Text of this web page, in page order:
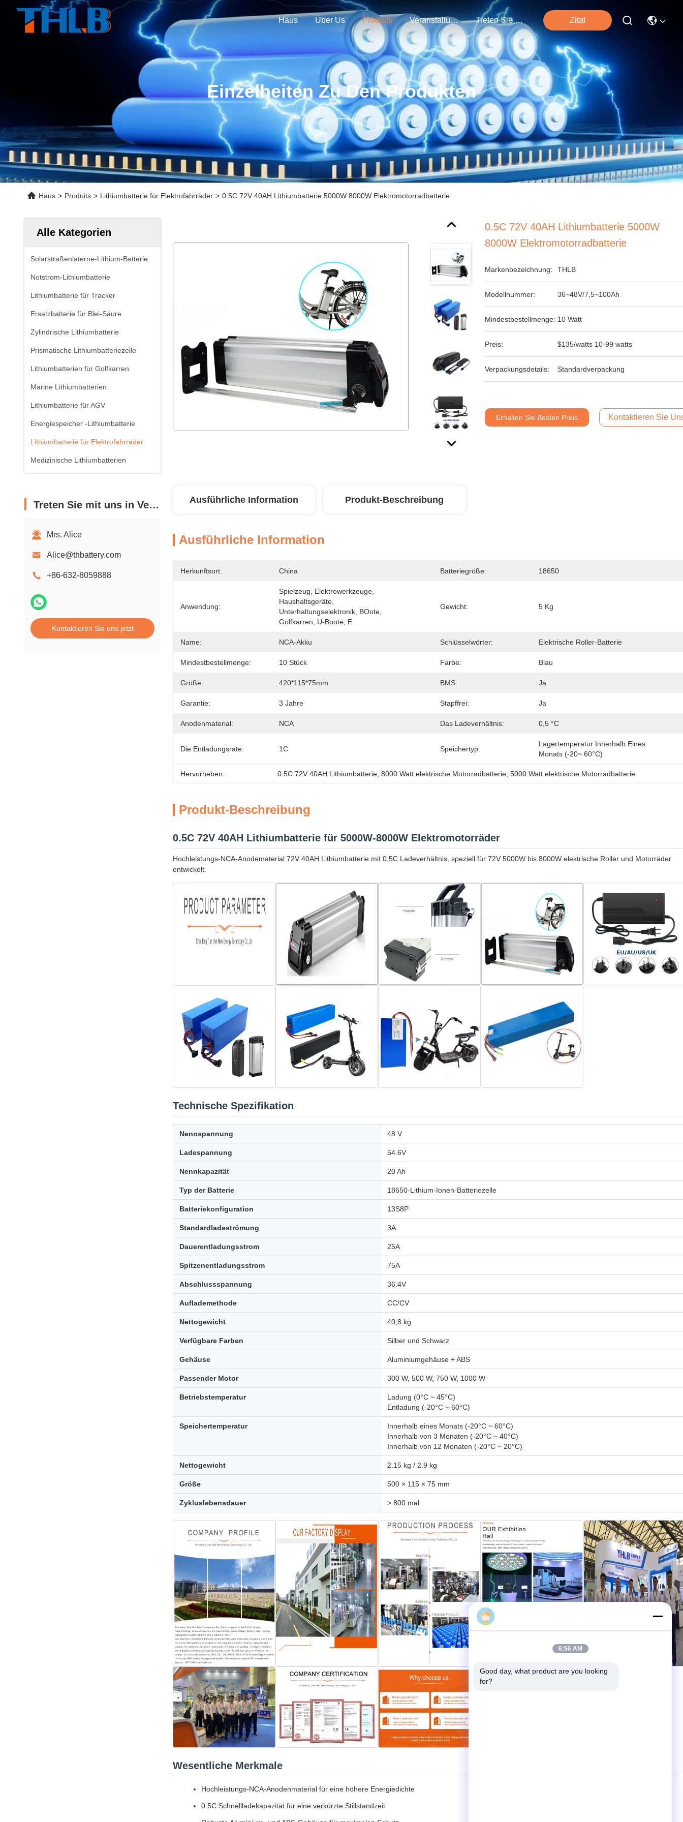
Haus Über Us Produits Veranstaltungen Treten Sie Mit Uns In Verbindung Zitat
Einzelheiten Zu Den Produkten
Haus > Produits > Lithiumbatterie für Elektrofahrräder > 0.5C 72V 40AH Lithiumbatterie 5000W 8000W Elektromotorradbatterie
Alle Kategorien
Solarstraßenlaterne-Lithium-Batterie
Notstrom-Lithiumbatterie
Lithiumbatterie für Tracker
Ersatzbatterie für Blei-Säure
Zylindrische Lithiumbatterie
Prismatische Lithiumbatteriezelle
Lithiumbatterien für Golfkarren
Marine Lithiumbatterien
Lithiumbatterie für AGV
Energiespeicher -Lithiumbatterie
Lithiumbatterie für Elektrofahrräder
Medizinische Lithiumbatterien
Treten Sie mit uns in Verbindung
Mrs. Alice
Alice@thbattery.com
+86-632-8059888
Kontaktieren Sie uns jetzt
0.5C 72V 40AH Lithiumbatterie 5000W
8000W Elektromotorradbatterie
Markenbezeichnung: THLB
Modellnummer: 36~48V/7,5~100Ah
Mindestbestellmenge: 10 Watt
Preis: $135/watts 10-99 watts
Verpackungsdetails: Standardverpackung
Erhalten Sie Besten Preis Kontaktieren Sie
Ausführliche Information Produkt-Beschreibung
Ausführliche Information
Herkunftsort: China Batteriegröße: 18650
Anwendung:
Spielzeug, Elektrowerkzeuge,
Haushaltsgeräte,
Unterhaltungselektronik, BOote,
Golfkarren, U-Boote, E
Gewicht: 5 Kg
Name: NCA-Akku Schlüsselwörter: Elektrische Roller-Batterie
Mindestbestellmenge: 10 Stück Farbe: Blau
Größe: 420*115*75mm BMS: Ja
Garantie: 3 Jahre Stapffrei: Ja
Anodenmaterial: NCA Das Ladeverhältnis: 0,5 °C
Die Entladungsrate: 1C Speichertyp:
Lagertemperatur Innerhalb Eines
Monats (-20~ 60°C)
Hervorheben: 0.5C 72V 40AH Lithiumbatterie , 8000 Watt elektrische Motorradbatterie , 5000 Watt elektrische Motorradbatterie
Produkt-Beschreibung
0.5C 72V 40AH Lithiumbatterie für 5000W-8000W Elektromotorräder
Hochleistungs-NCA-Anodematerial 72V 40AH Lithiumbatterie mit 0,5C Ladeverhältnis, speziell für 72V 5000W bis 8000W elektrische Roller und Motorräder
entwickelt.
Technische Spezifikation
Nennspannung 48 V
Ladespannung 54.6V
Nennkapazität 20 Ah
Typ der Batterie 18650-Lithium-Ionen-Batteriezelle
Batteriekonfiguration 13S8P
Standardladeströmung 3A
Dauerentladungsstrom 25A
Spitzenentladungsstrom 75A
Abschlussspannung 36.4V
Auflademethode CC/CV
Nettogewicht 40,8 kg
Verfügbare Farben Silber und Schwarz
Gehäuse Aluminiumgehäuse + ABS
Passender Motor 300 W, 500 W, 750 W, 1000 W
Betriebstemperatur
Ladung (0°C ~ 45°C)
Entladung (-20°C ~ 60°C)
Speichertemperatur
Innerhalb eines Monats (-20°C ~ 60°C)
Innerhalb von 3 Monaten (-20°C ~ 40°C)
Innerhalb von 12 Monaten (-20°C ~ 20°C)
Nettogewicht 2.15 kg / 2.9 kg
Größe 500 × 115 × 75 mm
Zykluslebensdauer > 800 mal
Wesentliche Merkmale
Hochleistungs-NCA-Anodenmaterial für eine höhere Energiedichte
0.5C Schnellladekapazität für eine verkürzte Stillstandzeit
6:56 AM
Good day, what product are you looking
for?